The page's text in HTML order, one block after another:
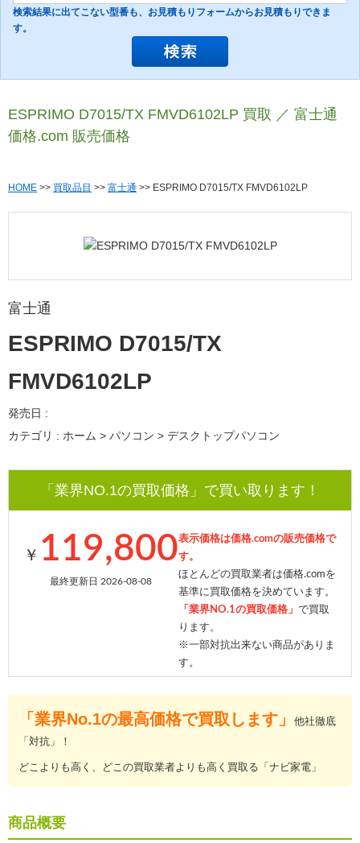
検索結果に出てこない型番も、お見積もりフォームからお見積もりできま
す。
ESPRIMO D7015/TX FMVD6102LP 買取 ／ 富士通
価格.com 販売価格
HOME >> 買取品目 >> 富士通 >> ESPRIMO D7015/TX FMVD6102LP
富士通
ESPRIMO D7015/TX
FMVD6102LP
発売日 :
カテゴリ : ホーム > パソコン > デスクトップパソコン
「業界NO.1の買取価格」で買い取ります！
￥ 119,800
最終更新日 2026-08-08
表示価格は価格.comの販売価格で
す。
ほとんどの買取業者は価格.comを
基準に買取価格を決めています。
「業界NO.1の買取価格」 で買取
ります。
※一部対抗出来ない商品がありま
す。
「業界No.1の最高価格で買取します」
他社徹底
「対抗」！
どこよりも高く、どこの買取業者よりも高く買取る「ナビ家電」
商品概要